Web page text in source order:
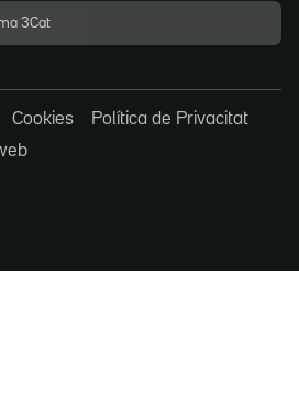
3Cat
Cookies
Política de Privacitat